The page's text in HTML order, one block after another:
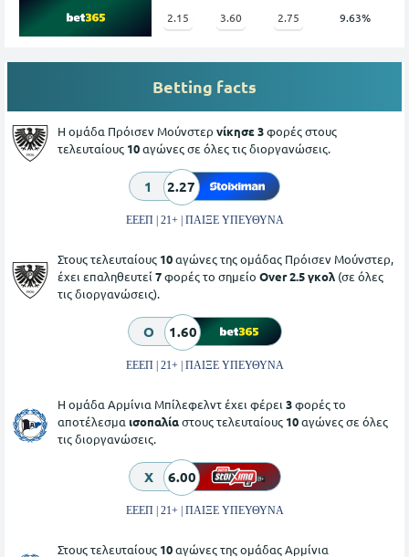
2.15 3.60 2.75 9.63%
Betting facts
Η ομάδα Πρόισεν Μούνστερ νίκησε 3φορές στους
τελευταίους 10αγώνες σε όλες τις διοργανώσεις.
1 2.27
ΕΕΕΠ | 21+ | ΠΑΙΞΕ ΥΠΕΥΘΥΝΑ
Στους τελευταίους 10αγώνες της ομάδας Πρόισεν Μούνστερ,
έχει επαληθευτεί 7φορές το σημείο Over 2.5 γκολ (σε όλες
τις διοργανώσεις).
O 1.60
ΕΕΕΠ | 21+ | ΠΑΙΞΕ ΥΠΕΥΘΥΝΑ
Η ομάδα Αρμίνια Μπίλεφελντ έχει φέρει 3φορές το
αποτέλεσμα ισοπαλίαστους τελευταίους 10αγώνες σε όλες
τις διοργανώσεις.
X 6.00
ΕΕΕΠ | 21+ | ΠΑΙΞΕ ΥΠΕΥΘΥΝΑ
Στους τελευταίους 10αγώνες της ομάδας Αρμίνια